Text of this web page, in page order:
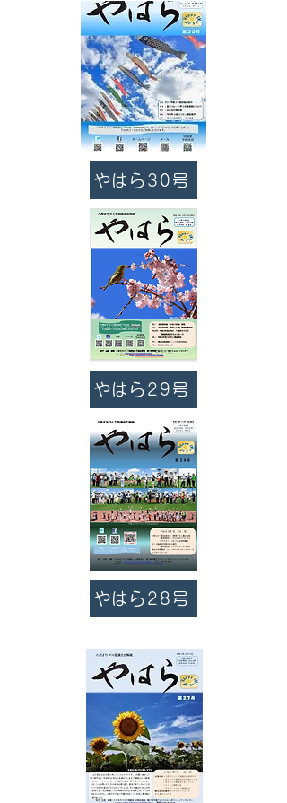
やはら30号
やはら29号
やはら28号